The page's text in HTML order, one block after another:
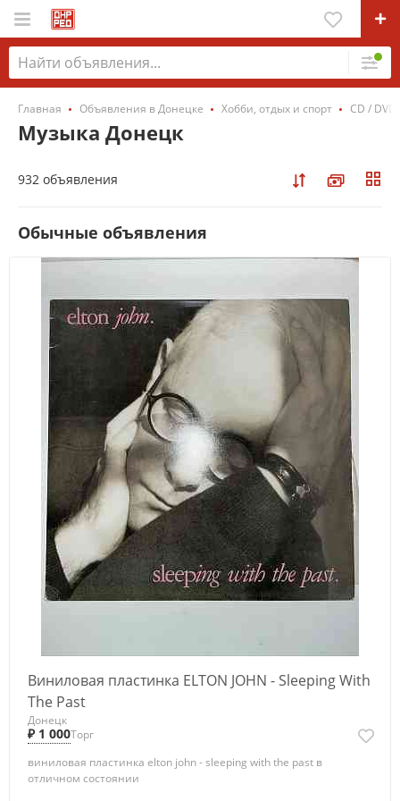
Главная Объявления в Донецке Хобби, отдых и спорт CD /
Музыка Донецк
932 объявления
Обычные объявления
Виниловая пластинка ELTON JOHN - Sleeping With
The Past
Донецк
₽ 1 000Торг
виниловая пластинка elton john - sleeping with the past в
отличном состоянии